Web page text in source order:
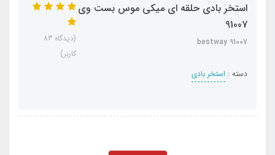
استخر بادی حلقه ای میکی موس بست وی
91007
bestway 91007
دسته : استخر بادی
(دیدگاه 83
کاربر)